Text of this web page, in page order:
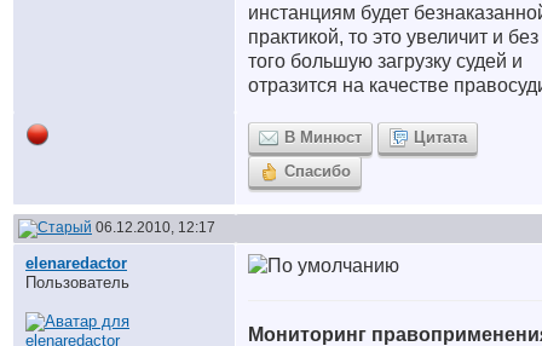
инстанциям будет
практикой, то это увеличит и без
того большую загрузку судей и
отразится на качестве
В Минюст
Цитата
Спасибо
06.12.2010, 12:17
elenaredactor
Пользователь
Мониторинг